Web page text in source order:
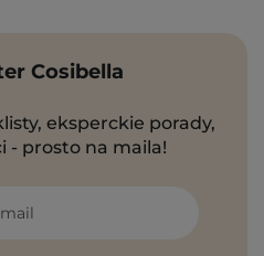
Cosibella
eksperckie porady,
- prosto na maila!